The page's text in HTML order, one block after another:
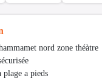
nord zone théàtre
a pieds